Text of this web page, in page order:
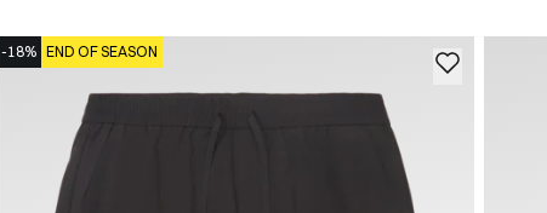
-18% END OF SEASON